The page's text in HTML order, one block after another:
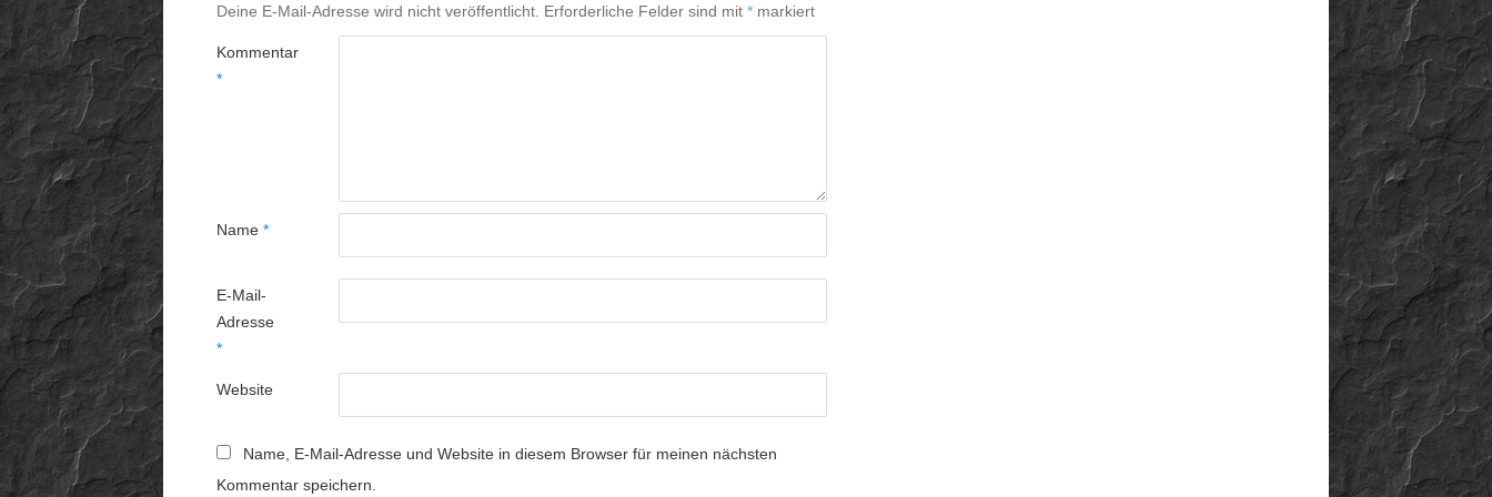
Deine E-Mail-Adresse wird nicht veröffentlicht. Erforderliche Felder sind mit * markiert
Kommentar
*
Name *
E-Mail-
Adresse
*
Website
Name, E-Mail-Adresse und Website in diesem Browser für meinen nächsten
Kommentar speichern.